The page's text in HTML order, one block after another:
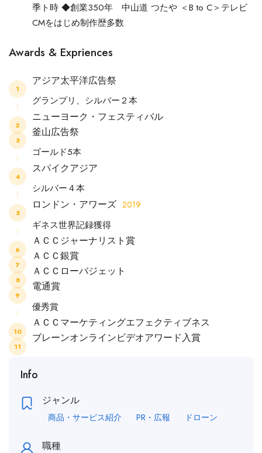
季ト時 ◆創業350年 中山道 つたや ＜B to C＞テレビ
CMをはじめ制作歴多数
Awards & Expriences
1
アジア太平洋広告祭
グランプリ、シルバー２本
2
ニューヨーク・フェスティバル
3
釜山広告祭
ゴールド5本
4
スパイクアジア
シルバー４本
5
ロンドン・アワーズ 2019
ギネス世界記録獲得
6
ＡＣＣジャーナリスト賞
7
ＡＣＣ銀賞
8
ＡＣＣローバジェット
9
電通賞
優秀賞
10
ＡＣＣマーケティングエフェクティブネス
11
ブレーンオンラインビデオアワード入賞
Info
ジャンル
商品・サービス紹介 PR・広報 ドローン
職種